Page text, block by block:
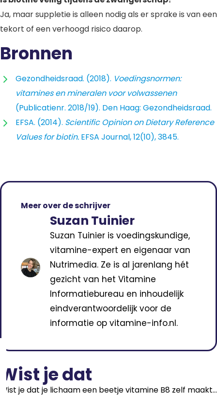
Ja, maar suppletie is alleen nodig als er sprake is van een
tekort of een verhoogd risico daarop.
Bronnen
Gezondheidsraad. (2018). Voedingsnormen:
vitamines en mineralen voor volwassenen
(Publicatienr. 2018/19). Den Haag: Gezondheidsraad.
EFSA. (2014). Scientific Opinion on Dietary Reference
Values for biotin. EFSA Journal, 12(10), 3845.
Meer over de schrijver
Suzan Tuinier
Suzan Tuinier is voedingskundige,
vitamine-expert en eigenaar van
Nutrimedia. Ze is al jarenlang hét
gezicht van het Vitamine
Informatiebureau en inhoudelijk
eindverantwoordelijk voor de
informatie op vitamine-info.nl.
Wist je dat
Wist je dat je lichaam een beetje vitamine B8 zelf maakt…